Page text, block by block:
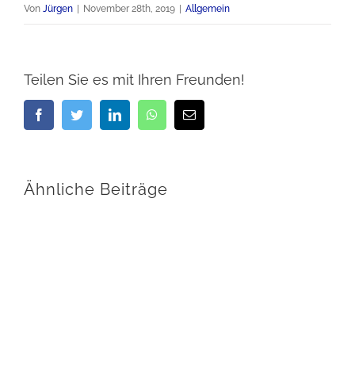
Von Jürgen November 28th, 2019 Allgemein
Teilen Sie es mit Ihren Freunden!
FacebookTwitterLinkedIn WhatsApp
E-
Mail
Ähnliche Beiträge